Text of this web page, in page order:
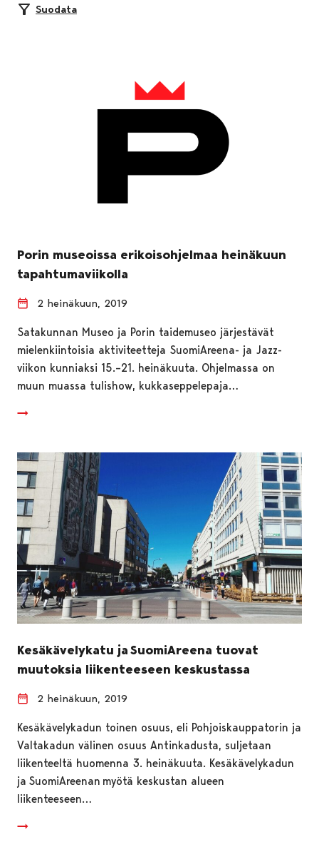
Suodata
Porin museoissa erikoisohjelmaa heinäkuun
tapahtumaviikolla
2 heinäkuun, 2019
Satakunnan Museo ja Porin taidemuseo järjestävät
mielenkiintoisia aktiviteetteja SuomiAreena- ja Jazz-
viikon kunniaksi 15.–21. heinäkuuta. Ohjelmassa on
muun muassa tulishow, kukkaseppelepaja…
Kesäkävelykatu ja SuomiAreena tuovat
muutoksia liikenteeseen keskustassa
2 heinäkuun, 2019
Kesäkävelykadun toinen osuus, eli Pohjoiskauppatorin ja
Valtakadun välinen osuus Antinkadusta, suljetaan
liikenteeltä huomenna 3. heinäkuuta. Kesäkävelykadun
ja SuomiAreenan myötä keskustan alueen
liikenteeseen…